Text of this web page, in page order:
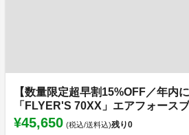
【数量限定超早割15%OFF／年内
「FLYER'S 70XX」エアフォース
¥45,650 (税込/送料込)残り0